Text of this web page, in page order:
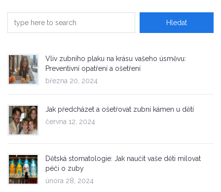
Vliv zubního plaku na krásu vašeho úsměvu:
Preventivní opatření a ošetření
března 20, 2024
Jak předcházet a ošetřovat zubní kámen u dětí
června 12, 2024
Dětská stomatologie: Jak naučit vaše děti milovat
péči o zuby
února 28, 2024